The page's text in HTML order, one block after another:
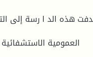
هذه الد ا رسة إلى
العمومية